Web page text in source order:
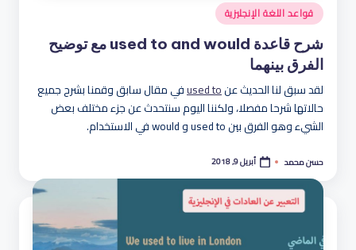
نُشر
في
قواعد اللغة الإنجليزية
شرح قاعدة used to and would مع توضيح
الفرق بينهما
لقد سبق لنا الحديث عنused toفي مقال سابق وقمنا بشرح جميع
حالاتها شرحا مفصلا، ولكننا اليوم سنتحدث عن جزء مختلف بعض
الشيء وهو الفرق بين used to و would في الاستخدام.
تمّ
النشر
بواسطة
حسن محمد أبريل 9, 2018